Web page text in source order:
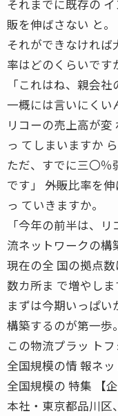
それまでに既存の
販を伸ばさない と。
それができなければ
率はどのくらいです
「これはね、親会
一概には言いにくい
リコーの売上高が
っ てしまいますか ら
ただ、すでに三〇％
です」 ――外販比率を
っ ていきますか。
「今年の前半は、
流ネットワークの構
現在の全 国の拠点
数カ所ま で増やしま
まずは今期いっぱ
構築するのが第一歩。
この物流プラッ ト
全国規模の情 報ネ
全国規模の 特集 【
本社・東京都品川区